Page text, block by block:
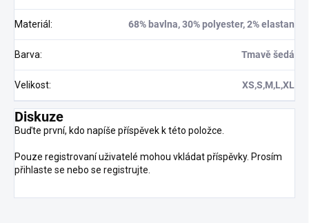
Materiál : 68% bavlna, 30% polyester, 2% elastan
Barva: Tmavě šedá
Velikost: XS,S,M,L,XL
Diskuze
Buďte první, kdo napíše příspěvek k této položce.
Pouze registrovaní uživatelé mohou vkládat příspěvky. Prosím
přihlaste se nebo se registrujte